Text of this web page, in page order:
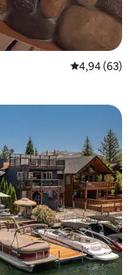
Vlerësimi
4,94 (63)